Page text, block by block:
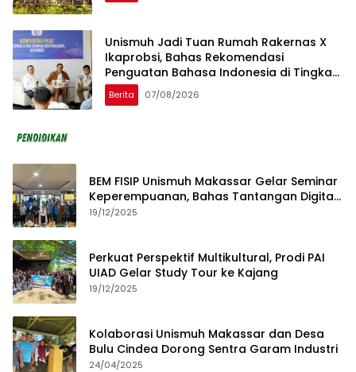
Unismuh Jadi Tuan Rumah Rakernas X
Ikaprobsi, Bahas Rekomendasi
Penguatan Bahasa Indonesia di Tingkat
Global
Berita 07/08/2026
BEM FISIP Unismuh Makassar Gelar Seminar
Keperempuanan, Bahas Tantangan Digital
dan Budaya Lokal
19/12/2025
Perkuat Perspektif Multikultural, Prodi PAI
UIAD Gelar Study Tour ke Kajang
19/12/2025
Kolaborasi Unismuh Makassar dan Desa
Bulu Cindea Dorong Sentra Garam Industri
24/04/2025